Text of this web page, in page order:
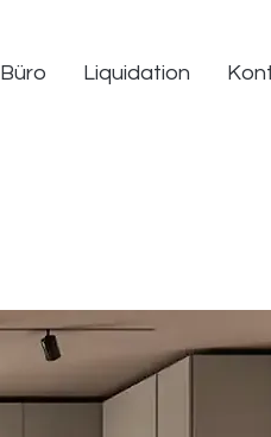
Büro Liquidation